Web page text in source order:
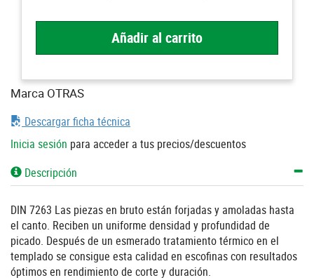
Añadir al carrito
Marca OTRAS
Descargar ficha técnica
Inicia sesión para acceder a tus precios/descuentos
Descripción
DIN 7263 Las piezas en bruto están forjadas y amoladas hasta
el canto. Reciben un uniforme densidad y profundidad de
picado. Después de un esmerado tratamiento térmico en el
templado se consigue esta calidad en escofinas con resultados
óptimos en rendimiento de corte y duración.